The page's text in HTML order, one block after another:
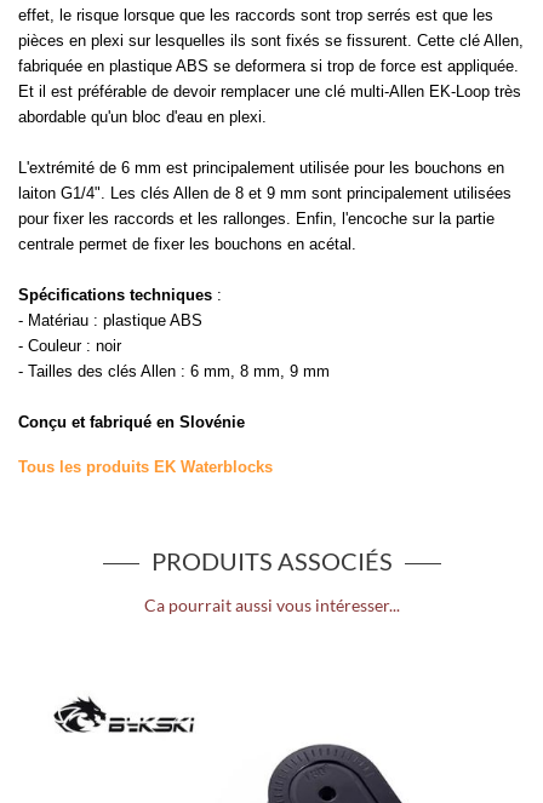
effet, le risque lorsque que les raccords sont trop serrés est que les
pièces en plexi sur lesquelles ils sont fixés se fissurent. Cette clé Allen,
fabriquée en plastique ABS se deformera si trop de force est appliquée.
Et il est préférable de devoir remplacer une clé multi-Allen EK-Loop très
abordable qu'un bloc d'eau en plexi.
L'extrémité de 6 mm est principalement utilisée pour les bouchons en
laiton G1/4". Les clés Allen de 8 et 9 mm sont principalement utilisées
pour fixer les raccords et les rallonges. Enfin, l'encoche sur la partie
centrale permet de fixer les bouchons en acétal.
Spécifications techniques :
- Matériau : plastique ABS
- Couleur : noir
- Tailles des clés Allen : 6 mm, 8 mm, 9 mm
Conçu et fabriqué en Slovénie
Tous les produits EK Waterblocks
PRODUITS ASSOCIÉS
Ca pourrait aussi vous intéresser...